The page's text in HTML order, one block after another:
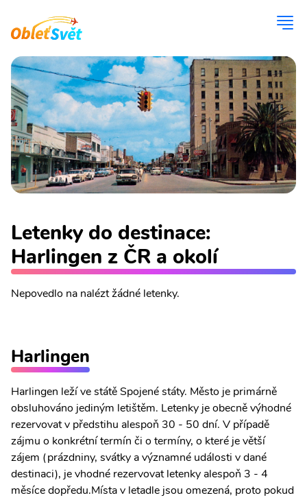
Letenky do destinace:
Harlingen z ČR a okolí
Nepovedlo na nalézt žádné letenky.
Harlingen
Harlingen leží ve státě Spojené státy. Město je primárně
obsluhováno jediným letištěm. Letenky je obecně výhodné
rezervovat v předstihu alespoň 30 - 50 dní. V případě
zájmu o konkrétní termín či o termíny, o které je větší
zájem (prázdniny, svátky a významné události v dané
destinaci), je vhodné rezervovat letenky alespoň 3 - 4
měsíce dopředu.Místa v letadle jsou omezená, proto pokud